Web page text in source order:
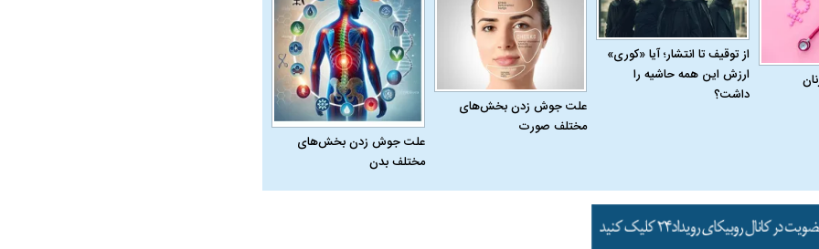
از توقیف تا انتشار؛ آیا «کوری»
ارزش این همه حاشیه را
داشت؟
علت جوش زدن بخش‌های
مختلف صورت
علت جوش زدن بخش‌های
مختلف بدن